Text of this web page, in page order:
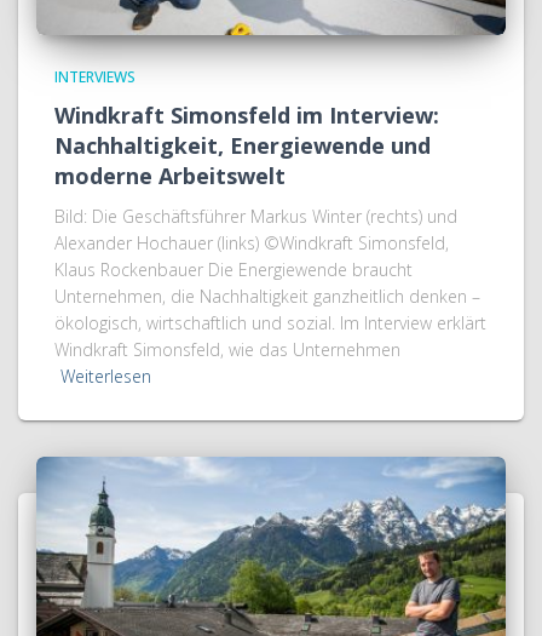
INTERVIEWS
Windkraft Simonsfeld im Interview:
Nachhaltigkeit, Energiewende und
moderne Arbeitswelt
Bild: Die Geschäftsführer Markus Winter (rechts) und
Alexander Hochauer (links) ©Windkraft Simonsfeld,
Klaus Rockenbauer Die Energiewende braucht
Unternehmen, die Nachhaltigkeit ganzheitlich denken –
ökologisch, wirtschaftlich und sozial. Im Interview erklärt
Windkraft Simonsfeld, wie das Unternehmen
Weiterlesen